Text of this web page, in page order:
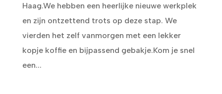
Haag.We hebben een heerlijke nieuwe werkplek
en zijn ontzettend trots op deze stap. We
vierden het zelf vanmorgen met een lekker
kopje koffie en bijpassend gebakje.Kom je snel
een...